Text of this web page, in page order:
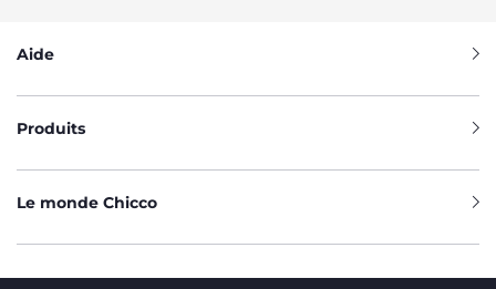
Aide
Produits
Le monde Chicco